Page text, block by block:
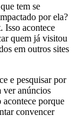
tem se
por ela?
Isso acontece
quem já visitou
em outros sites
e pesquisar por
ver anúncios
acontece porque
convencer